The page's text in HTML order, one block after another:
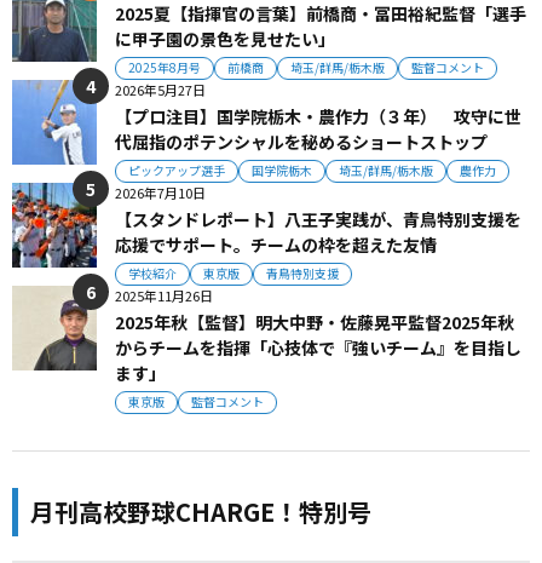
2025夏【指揮官の言葉】前橋商・冨田裕紀監督「選手
に甲子園の景色を見せたい」
2025年8月号 前橋商 埼玉/群馬/栃木版 監督コメント
2026年5月27日
【プロ注目】国学院栃木・農作力（３年） 攻守に世
代屈指のポテンシャルを秘めるショートストップ
ピックアップ選手 国学院栃木 埼玉/群馬/栃木版 農作力
2026年7月10日
【スタンドレポート】八王子実践が、青鳥特別支援を
応援でサポート。チームの枠を超えた友情
学校紹介 東京版 青鳥特別支援
2025年11月26日
2025年秋【監督】明大中野・佐藤晃平監督2025年秋
からチームを指揮「心技体で『強いチーム』を目指し
ます」
東京版 監督コメント
月刊高校野球CHARGE！特別号